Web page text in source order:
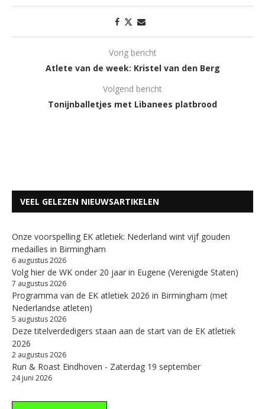
Vorig bericht
Atlete van de week: Kristel van den Berg
Volgend bericht
Tonijnballetjes met Libanees platbrood
VEEL GELEZEN NIEUWSARTIKELEN
Onze voorspelling EK atletiek: Nederland wint vijf gouden
medailles in Birmingham
6 augustus 2026
Volg hier de WK onder 20 jaar in Eugene (Verenigde Staten)
7 augustus 2026
Programma van de EK atletiek 2026 in Birmingham (met
Nederlandse atleten)
5 augustus 2026
Deze titelverdedigers staan aan de start van de EK atletiek
2026
2 augustus 2026
Run & Roast Eindhoven - Zaterdag 19 september
24 juni 2026